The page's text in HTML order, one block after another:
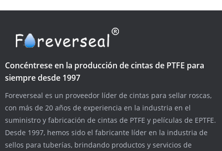
Concéntrese en la producción de cintas de PTFE para
siempre desde 1997
Foreverseal es un proveedor líder de cintas para sellar roscas,
con más de 20 años de experiencia en la industria en el
suministro y fabricación de cintas de PTFE y películas de EPTFE.
Desde 1997, hemos sido el fabricante líder en la industria de
sellos para tuberías, brindando productos y servicios de